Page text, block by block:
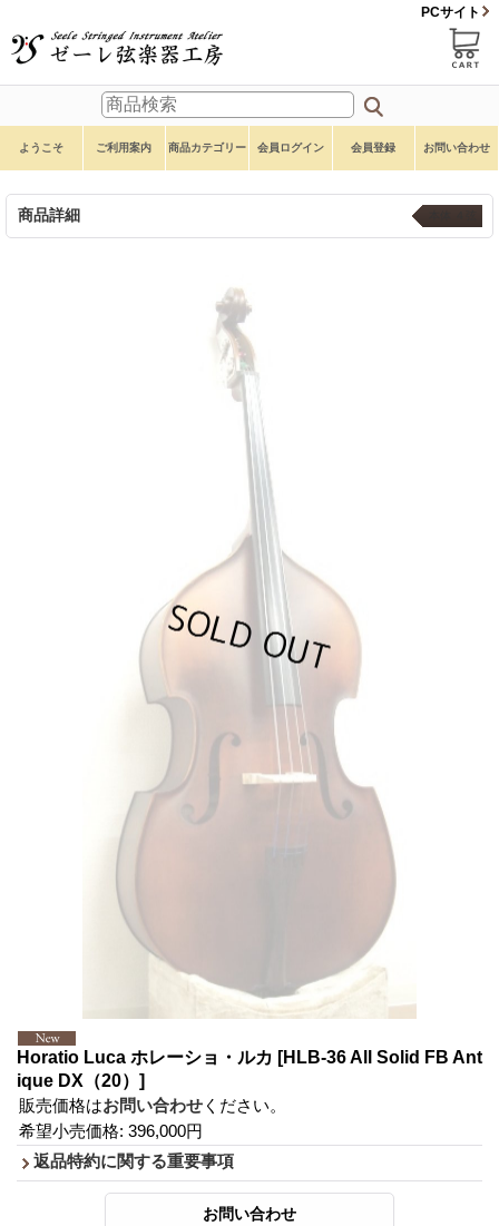
PCサイト
ようこそ ご利用案内 商品カテゴリー 会員ログイン 会員登録 お問い合わせ
商品詳細
Horatio Luca ホレーショ・ルカ [HLB-36 All Solid FB Ant
ique DX（20）]
販売価格はお問い合わせ ください。
希望小売価格: 396,000円
返品特約に関する重要事項